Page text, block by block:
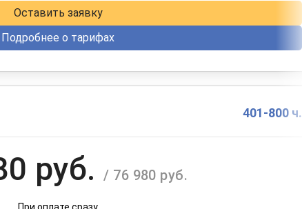
Оставить заявку
Подробнее о тарифах
401-800 ч.
руб./ 76 980 руб.